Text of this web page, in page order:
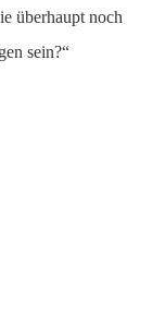
überhaupt noch
sein?“